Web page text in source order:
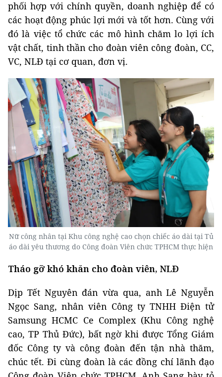
phối hợp với chính quyền, doanh nghiệp để có
các hoạt động phúc lợi mới và tốt hơn. Cùng với
đó là việc tổ chức các mô hình chăm lo lợi ích
vật chất, tinh thần cho đoàn viên công đoàn, CC,
VC, NLĐ tại cơ quan, đơn vị.
Nữ công nhân tại Khu công nghệ cao chọn chiếc áo dài tại Tủ
áo dài yêu thương do Công đoàn Viên chức TPHCM thực hiện
Tháo gỡ khó khăn cho đoàn viên, NLĐ
Dịp Tết Nguyên đán vừa qua, anh Lê Nguyễn
Ngọc Sang, nhân viên Công ty TNHH Điện tử
Samsung HCMC Ce Complex (Khu Công nghệ
cao, TP Thủ Đức), bất ngờ khi được Tổng Giám
đốc Công ty và công đoàn đến tận nhà thăm,
chúc tết. Đi cùng đoàn là các đồng chí lãnh đạo